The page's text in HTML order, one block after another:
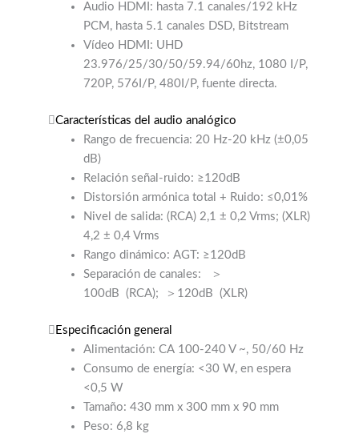
Audio HDMI: hasta 7.1 canales/192 kHz
PCM, hasta 5.1 canales DSD, Bitstream
Vídeo HDMI: UHD
23.976/25/30/50/59.94/60hz, 1080 I/P,
720P, 576I/P, 480I/P, fuente directa.
Características del audio analógico
Rango de frecuencia: 20 Hz-20 kHz (±0,05
dB)
Relación señal-ruido: ≥120dB
Distorsión armónica total + Ruido: ≤0,01%
Nivel de salida: (RCA) 2,1 ± 0,2 Vrms; (XLR)
4,2 ± 0,4 Vrms
Rango dinámico: AGT: ≥120dB
Separación de canales:
＞
100dB (RCA); ＞120dB (XLR)
Especificación general
Alimentación: CA 100-240 V ~, 50/60 Hz
Consumo de energía: <30 W, en espera
<0,5 W
Tamaño: 430 mm x 300 mm x 90 mm
Peso: 6,8 kg